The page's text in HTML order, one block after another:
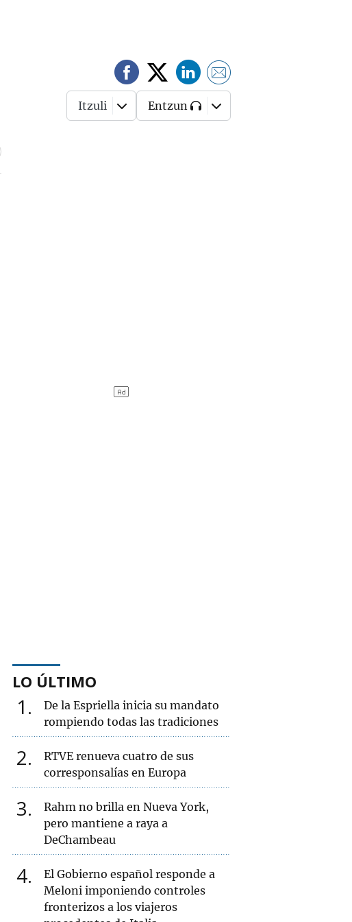
Itzuli Entzun
LO ÚLTIMO
1
De la Espriella inicia su mandato
rompiendo todas las tradiciones
2
RTVE renueva cuatro de sus
corresponsalías en Europa
3
Rahm no brilla en Nueva York,
pero mantiene a raya a
DeChambeau
4
El Gobierno español responde a
Meloni imponiendo controles
fronterizos a los viajeros